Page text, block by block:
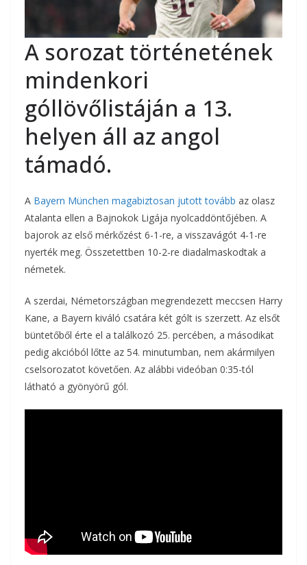
A sorozat történetének
mindenkori
góllövőlistáján a 13.
helyen áll az angol
támadó.
A Bayern München magabiztosan jutott tovább az olasz
Atalanta ellen a Bajnokok Ligája nyolcaddöntőjében. A
bajorok az első mérkőzést 6-1-re, a visszavágót 4-1-re
nyerték meg. Összetettben 10-2-re diadalmaskodtak a
németek.
A szerdai, Németországban megrendezett meccsen Harry
Kane, a Bayern kiváló csatára két gólt is szerzett. Az elsőt
büntetőből érte el a találkozó 25. percében, a másodikat
pedig akcióból lőtte az 54. minutumban, nem akármilyen
cselsorozatot követően. Az alábbi videóban 0:35-tól
látható a gyönyörű gól.